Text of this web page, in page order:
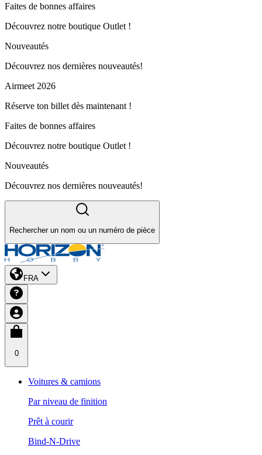
Faites de bonnes affaires
Découvrez notre boutique Outlet !
Nouveautés
Découvrez nos dernières nouveautés!
Airmeet 2026
Réserve ton billet dès maintenant !
Faites de bonnes affaires
Découvrez notre boutique Outlet !
Nouveautés
Découvrez nos dernières nouveautés!
Rechercher un nom ou un numéro de pièce
FRA
0
Voitures & camions
Par niveau de finition
Prêt à courir
Bind-N-Drive